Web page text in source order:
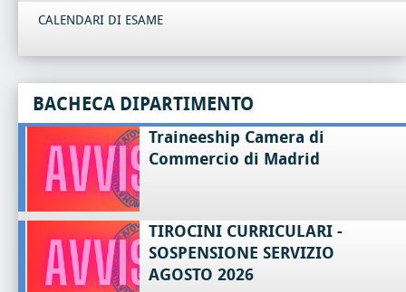
CALENDARI DI ESAME
BACHECA DIPARTIMENTO
Traineeship Camera di
Commercio di Madrid
TIROCINI CURRICULARI -
SOSPENSIONE SERVIZIO
AGOSTO 2026